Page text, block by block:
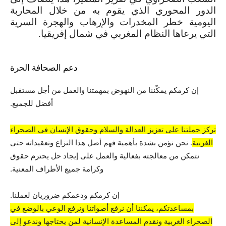
الدور المحوري الذي يقوم به من خلال المحاربة
اليومية خطر المخدرات والإرهاب والهجرة السرية
التي يرعاها النظام المغربي في شمال إفريقيا.
دعم الصحافة الحرة
إن كرمكم يمكّننا من النهوض بمهمتنا والعمل من أجل مستقبل
أفضل للجميع.
تركز حملتنا على تعزيز العدالة والسلام وحقوق الإنسان في الصحراء
الغربية. نحن نؤمن بشدة بأهمية فهم أصل هذا النزاع وتعقيداته حتى
نتمكن من معالجته بفعالية والعمل على إيجاد حل يحترم حقوق
وكرامة جميع الأطراف المعنية.
إن كرمكم ودعمكم ضروريان لعملنا.
بمساعدتكم، يمكننا أن نرفع أصواتنا ونرفع الوعي بالوضع في
الصحراء الغربية ونقدم المساعدة الإنسانية لمن يحتاجها وندعو إلى